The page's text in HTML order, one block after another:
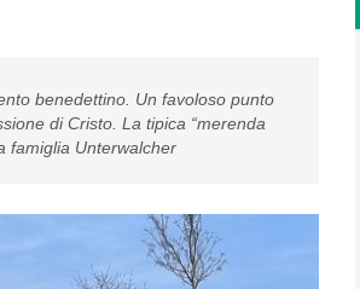
benedettino. Un favoloso punto
di Cristo. La tipica “merenda
famiglia Unterwalcher